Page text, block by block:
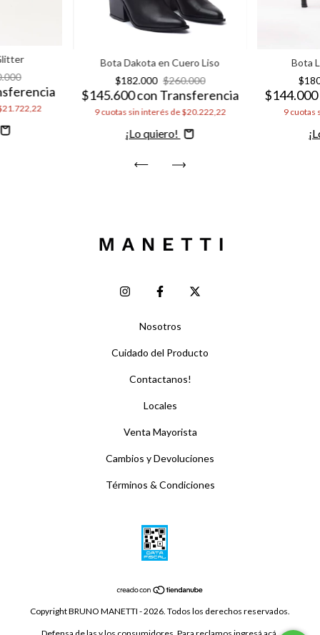
Bota Dakota en Cuero Liso
$182.000 $260.000
$145.600conTransferencia
9 cuotas sin interés de$20.222,22
Comprar
Bota
$144.000
9 cuotas
Nosotros
Cuidado del Producto
Contactanos!
Locales
Venta Mayorista
Cambios y Devoluciones
Términos & Condiciones
Copyright BRUNO MANETTI - 2026. Todos los derechos reservados.